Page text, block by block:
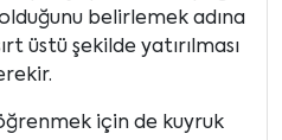
belirlemek adına
üstü şekilde yatırılması
için de kuyruk